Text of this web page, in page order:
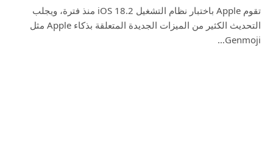
تقوم Apple باختبار نظام التشغيل iOS 18.2 منذ فترة، ويجلب
التحديث الكثير من الميزات الجديدة المتعلقة بذكاء Apple مثل
Genmoji…